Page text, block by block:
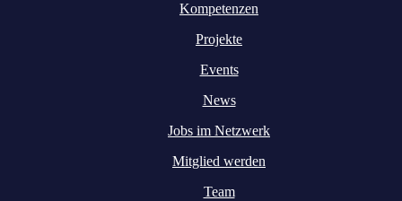
Kompetenzen
Projekte
Events
News
Jobs im Netzwerk
Mitglied werden
Team